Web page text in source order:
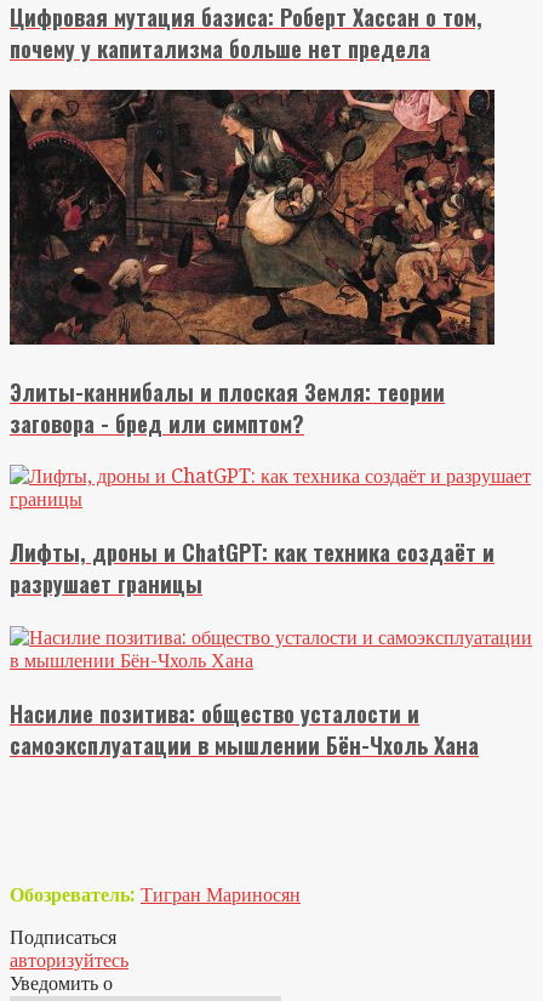
Цифровая мутация базиса: Роберт Хассан о том,
почему у капитализма больше нет предела
Элиты-каннибалы и плоская Земля: теории
заговора - бред или симптом?
Лифты, дроны и ChatGPT: как техника создаёт и
разрушает границы
Насилие позитива: общество усталости и
самоэксплуатации в мышлении Бён-Чхоль Хана
Обозреватель: Тигран Мариносян
Подписаться
авторизуйтесь
Уведомить о